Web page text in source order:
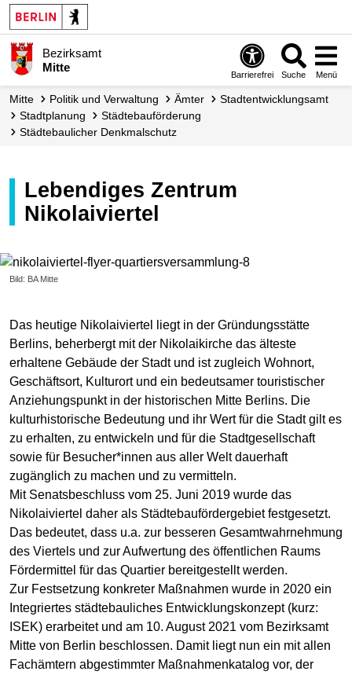
Bezirksamt
Mitte
Barrierefrei Suche Menü
Mitte Politik und Verwaltung Ämter
Stadt­entwicklungs­amt
Stadtplanung
Städtebau­förderung
Städte­baulicher Denkmalschutz
Lebendiges Zentrum
Nikolaiviertel
Bild: BA Mitte
Das heutige Nikolaiviertel liegt in der Gründungsstätte
Berlins, beherbergt mit der Nikolaikirche das älteste
erhaltene Gebäude der Stadt und ist zugleich Wohnort,
Geschäftsort, Kulturort und ein bedeutsamer touristischer
Anziehungspunkt in der historischen Mitte Berlins. Die
kulturhistorische Bedeutung und ihr Wert für die Stadt gilt es
zu erhalten, zu entwickeln und für die Stadtgesellschaft
sowie für Besucher*innen aus aller Welt dauerhaft
zugänglich zu machen und zu vermitteln.
Mit Senatsbeschluss vom 25. Juni 2019 wurde das
Nikolaiviertel daher als Städtebaufördergebiet festgesetzt.
Das bedeutet, dass u.a. zur besseren Gesamtwahrnehmung
des Viertels und zur Aufwertung des öffentlichen Raums
Fördermittel für das Quartier bereitgestellt werden.
Zur Festsetzung konkreter Maßnahmen wurde in 2020 ein
Integriertes städtebauliches Entwicklungskonzept (kurz:
ISEK) erarbeitet und am 10. August 2021 vom Bezirksamt
Mitte von Berlin beschlossen. Damit liegt nun ein mit allen
Fachämtern abgestimmter Maßnahmenkatalog vor, der